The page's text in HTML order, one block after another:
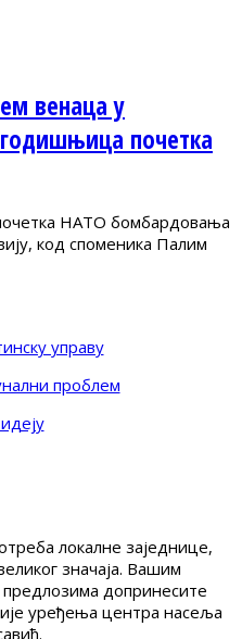
венаца у
почетка
НАТО бомбардовања
код споменика Палим
управу
проблем
локалне заједнице,
значаја. Вашим
предлозима допринесите
уређења центра насеља